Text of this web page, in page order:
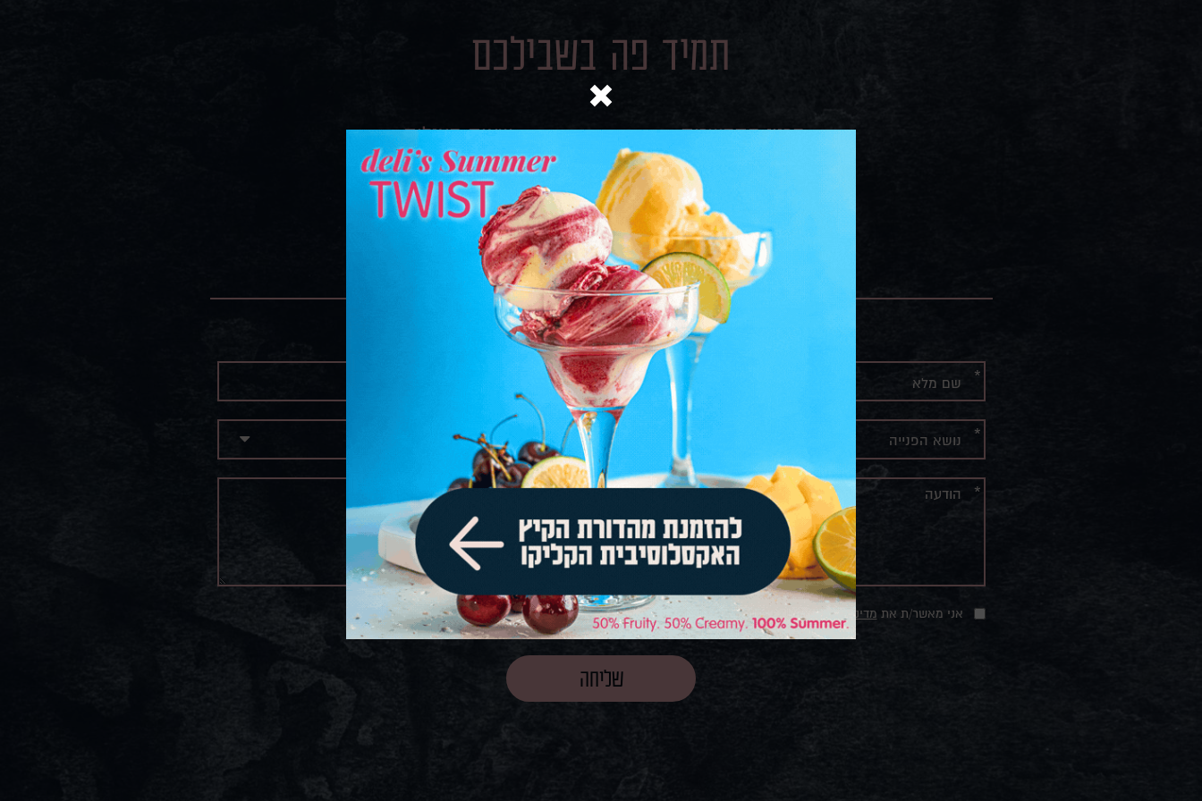
תמיד פה בשבילכם
פרטי התקשרות:
טלפון: 03-5334142
כתובת: עליית הנוער 4, ראשל״צ
שעות פעילות:
א׳-ה׳ 8:00-15:00
צרו קשר
אנא
מלאו
את
טופס
-
אני מאשר/ת את מדיניות הפרטיות תנאי השימוש